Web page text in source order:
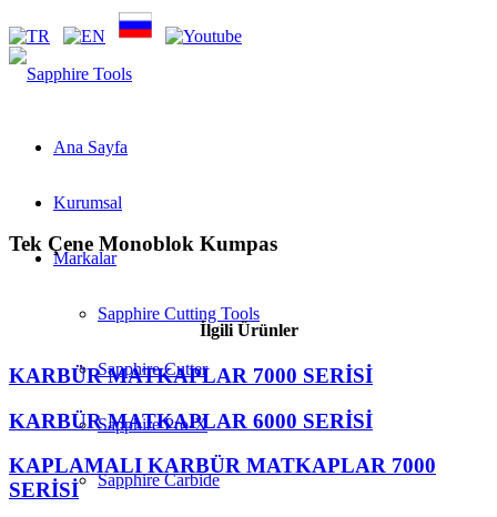
Ana Sayfa
Kurumsal
Markalar
Sapphire Cutting Tools
Sapphire Cutter
Sapphire Pro-X
Sapphire Carbide
Tek Çene Monoblok Kumpas
İlgili Ürünler
KARBÜR MATKAPLAR 7000 SERİSİ
KARBÜR MATKAPLAR 6000 SERİSİ
KAPLAMALI KARBÜR MATKAPLAR 7000
SERİSİ